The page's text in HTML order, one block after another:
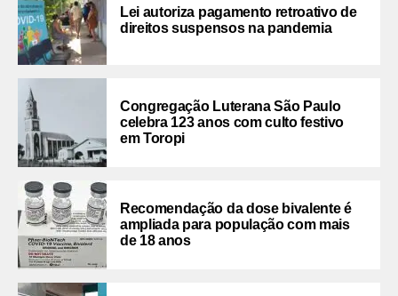
Lei autoriza pagamento retroativo de
direitos suspensos na pandemia
Congregação Luterana São Paulo
celebra 123 anos com culto festivo
em Toropi
Recomendação da dose bivalente é
ampliada para população com mais
de 18 anos